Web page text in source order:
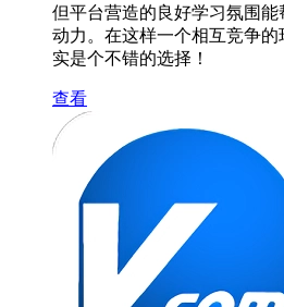
但平台营造的良好学习氛围
动力。在这样一个相互竞争
实是个不错的选择！
查看